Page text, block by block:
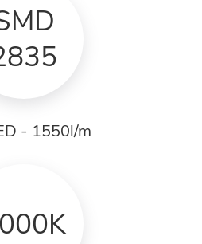
- 1550l/m